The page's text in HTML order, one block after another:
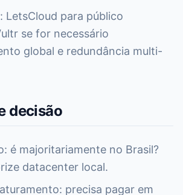
LetsCloud para público
se for necessário
global e redundância multi-
decisão
é majoritariamente no Brasil?
datacenter local.
precisa pagar em